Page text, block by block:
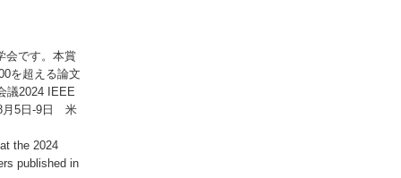
会です。本賞
を超える論文
議2024 IEEE
月5日-9日 米
the 2024
published in